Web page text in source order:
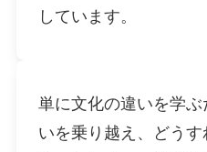
しています。
単に文化の違いを学
いを乗り越え、どう